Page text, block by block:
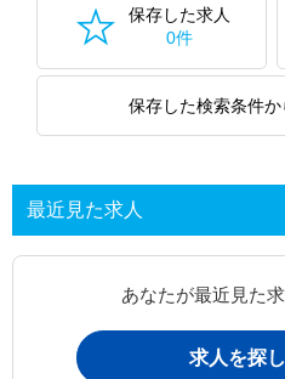
保存した求人
0件
保存した検索条件
最近見た求人
あなたが最近見た
求人を探